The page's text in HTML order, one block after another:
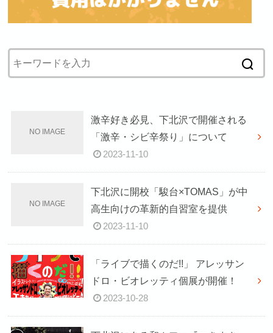
激辛好き必見、下北沢で開催される
「激辛・シビ辛祭り」について
2023-11-10
下北沢に開校「駿台×TOMAS」が中
高生向けの革新的自習室を提供
2023-11-10
「ライブで描くのだ!!」 アレッサン
ドロ・ビオレッティ個展が開催！
2023-10-28